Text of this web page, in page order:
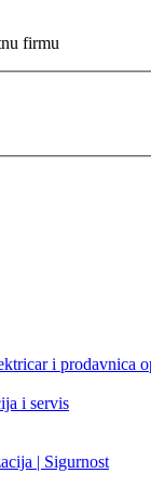
firmu
i prodavnica
i servis
| Sigurnost